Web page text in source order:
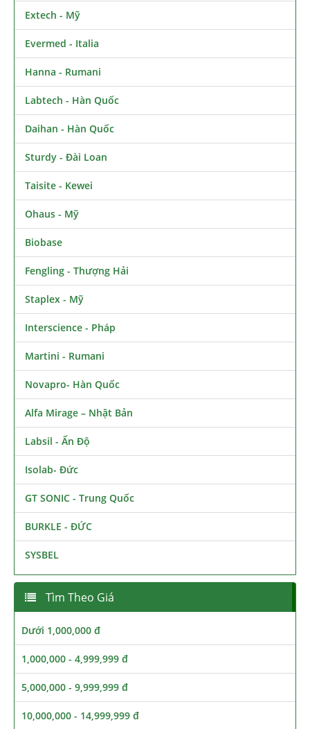
Extech - Mỹ
Evermed - Italia
Hanna - Rumani
Labtech - Hàn Quốc
Daihan - Hàn Quốc
Sturdy - Đài Loan
Taisite - Kewei
Ohaus - Mỹ
Biobase
Fengling - Thượng Hải
Staplex - Mỹ
Interscience - Pháp
Martini - Rumani
Novapro- Hàn Quốc
Alfa Mirage – Nhật Bản
Labsil - Ấn Độ
Isolab- Đức
GT SONIC - Trung Quốc
BURKLE - ĐỨC
SYSBEL
Tìm Theo Giá
Dưới 1,000,000 đ
1,000,000 - 4,999,999 đ
5,000,000 - 9,999,999 đ
10,000,000 - 14,999,999 đ